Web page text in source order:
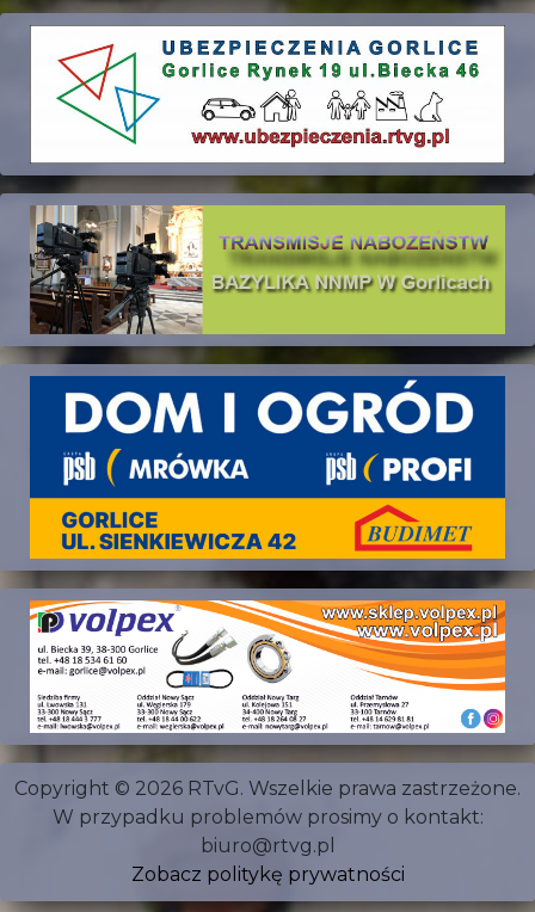
Copyright © 2026 RTvG. Wszelkie prawa zastrzeżone.
W przypadku problemów prosimy o kontakt:
biuro@rtvg.pl
Zobacz politykę prywatności